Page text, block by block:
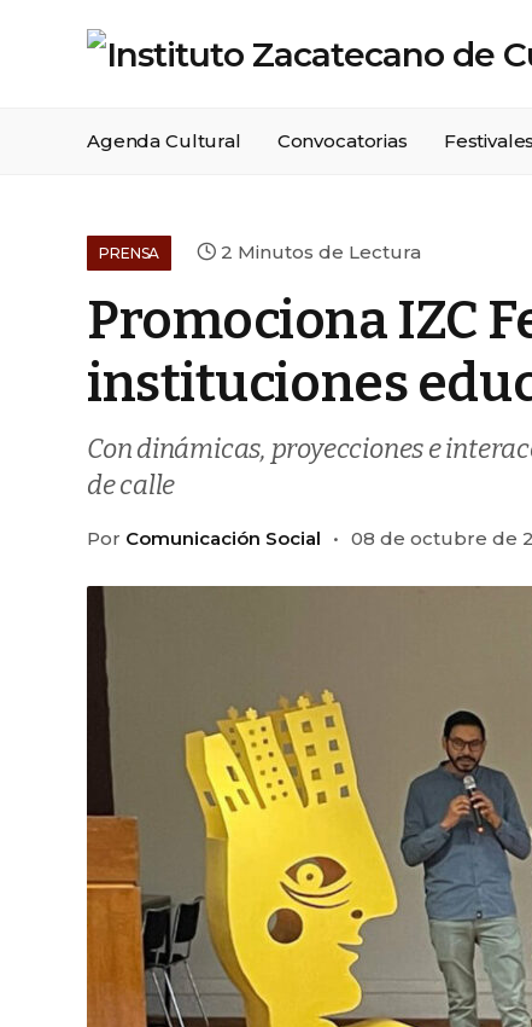
Agenda Cultural Convocatorias Festivales
PRENSA 2 Minutos de Lectura
Promociona IZC
instituciones
Con dinámicas, proyecciones e
de calle
Por Comunicación Social 08 de octubre de